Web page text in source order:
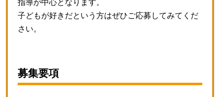
指導が中心となります。
子どもが好きだという方はぜひご応募してみてくだ
さい。
募集要項